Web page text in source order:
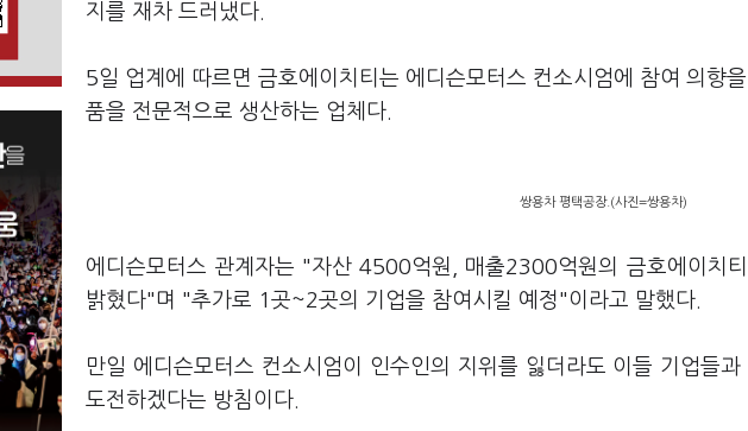
지를 재차 드러냈다.
5일 업계에 따르면 금호에이치티는 에디슨모터스 컨소시엄에 참여 의향
품을 전문적으로 생산하는 업체다.
쌍용차 평택공장.(사진=쌍용차)
에디슨모터스 관계자는 "자산 4500억원, 매출2300억원의 금호에이치
밝혔다"며 "추가로 1곳~2곳의 기업을 참여시킬 예정"이라고 말했다.
만일 에디슨모터스 컨소시엄이 인수인의 지위를 잃더라도 이들 기업들
도전하겠다는 방침이다.